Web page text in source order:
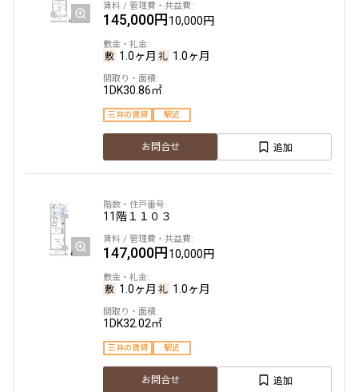
145,000円10,000円
1.0ヶ月 1.0ヶ月
1DK30.86㎡
三井の賃貸 駅近
お問合せ 追加
11階１１０３
147,000円10,000円
1.0ヶ月 1.0ヶ月
1DK32.02㎡
三井の賃貸 駅近
お問合せ 追加